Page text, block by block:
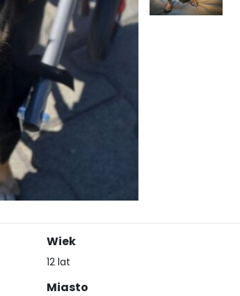
Wiek
12 lat
Miasto